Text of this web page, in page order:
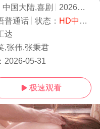
中国大陆,喜剧 2026
1.0
普通话 状态： HD中字/高清
达
,张伟,张秉君
2026-05-31
 极速观看